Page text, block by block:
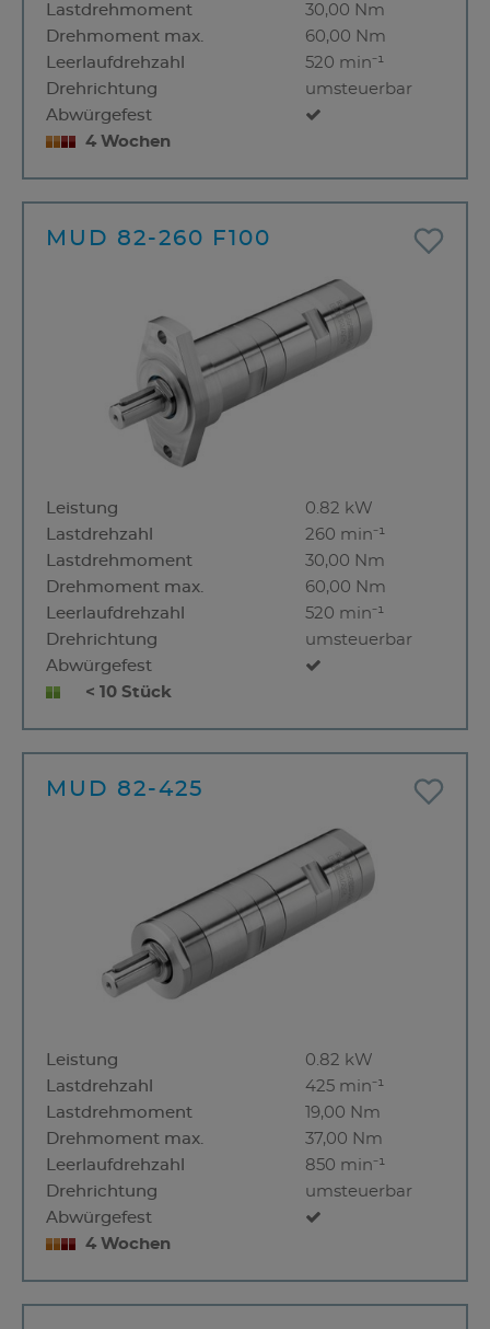
Lastdrehmoment
30,00 Nm
Drehmoment max.
60,00 Nm
Leerlaufdrehzahl
520 min⁻¹
Drehrichtung
umsteuerbar
Abwürgefest
4 Wochen
MUD 82-260 F100
Leistung
0.82 kW
Lastdrehzahl
260 min⁻¹
Lastdrehmoment
30,00 Nm
Drehmoment max.
60,00 Nm
Leerlaufdrehzahl
520 min⁻¹
Drehrichtung
umsteuerbar
Abwürgefest
< 10 Stück
MUD 82-425
Leistung
0.82 kW
Lastdrehzahl
425 min⁻¹
Lastdrehmoment
19,00 Nm
Drehmoment max.
37,00 Nm
Leerlaufdrehzahl
850 min⁻¹
Drehrichtung
umsteuerbar
Abwürgefest
4 Wochen